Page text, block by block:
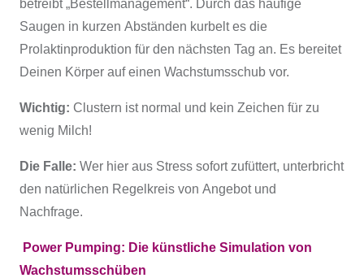
betreibt „Bestellmanagement“. Durch das häufige
Saugen in kurzen Abständen kurbelt es die
Prolaktinproduktion für den nächsten Tag an. Es bereitet
Deinen Körper auf einen Wachstumsschub vor.
Wichtig: Clustern ist normal und kein Zeichen für zu
wenig Milch!
Die Falle: Wer hier aus Stress sofort zufüttert, unterbricht
den natürlichen Regelkreis von Angebot und
Nachfrage.
Power Pumping: Die künstliche Simulation von
Wachstumsschüben